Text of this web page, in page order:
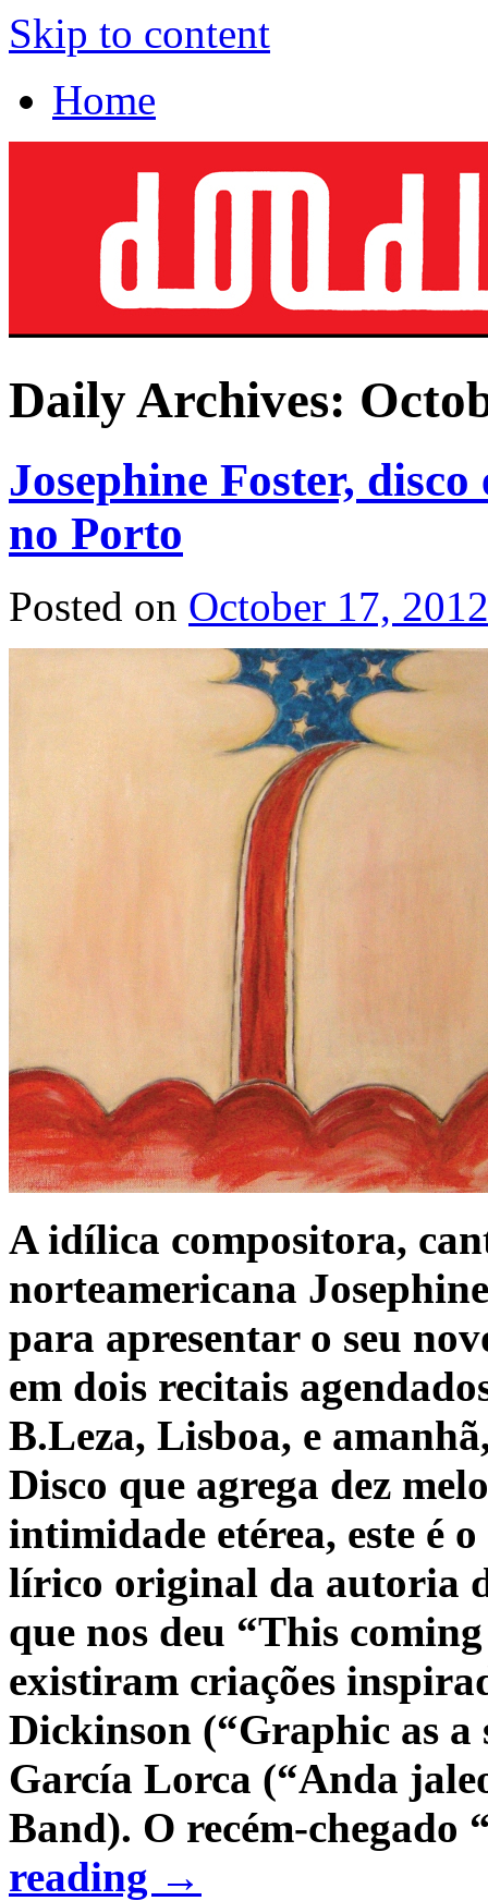
Skip to content
Home
Daily Archives:
Josephine Foster,
no Porto
Posted on October 17, 2012
A idílica compositora,
norteamericana
para apresentar o seu
em dois recitais
B.Leza, Lisboa, e
Disco que agrega dez
intimidade etérea, este é
lírico original da autoria
que nos deu “This
existiram criações
Dickinson (“Graphic as
García Lorca (“Anda
Band). O recém-chegado
reading →